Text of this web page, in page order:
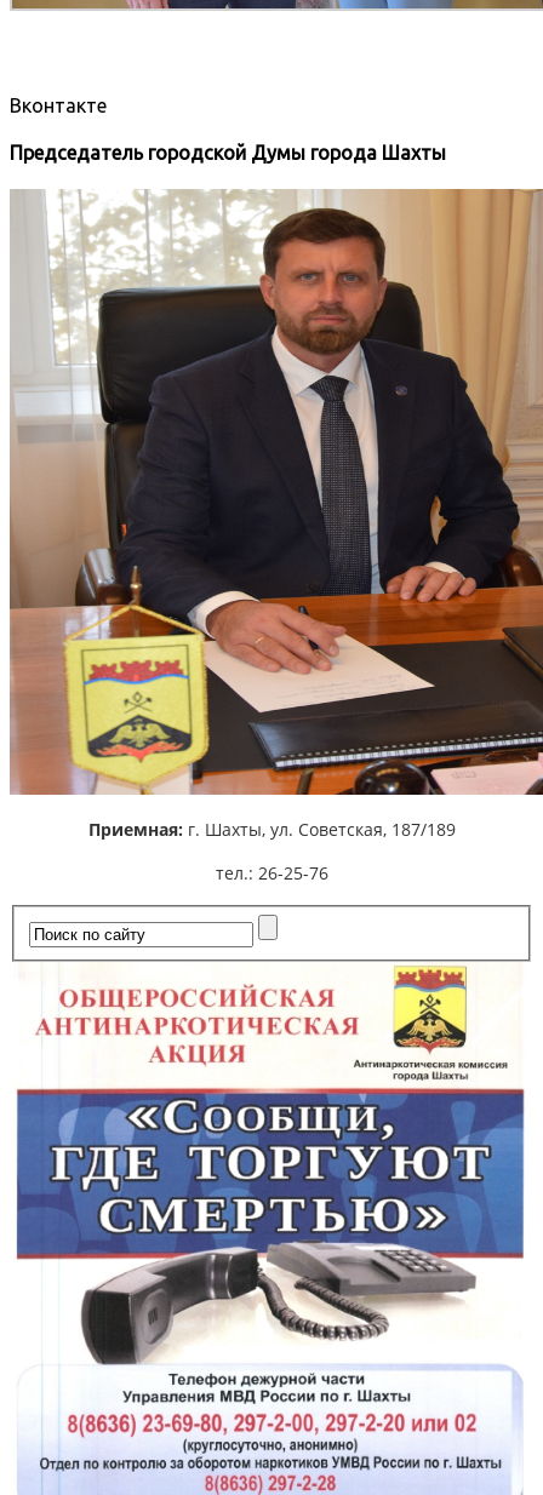
Вконтакте
Председатель городской Думы города Шахты
Приемная: г. Шахты, ул. Советская, 187/189
тел.: 26-25-76